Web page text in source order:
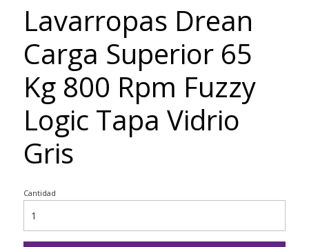
Lavarropas Drean
Carga Superior 65
Kg 800 Rpm Fuzzy
Logic Tapa Vidrio
Gris
Cantidad